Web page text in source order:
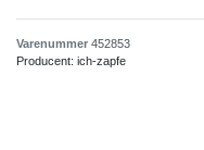
Varenummer 452853
Producent: ich-zapfe